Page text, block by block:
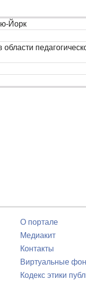
Йорк
области
О портале
Медиакит
Контакты
Виртуальные
Кодекс этики